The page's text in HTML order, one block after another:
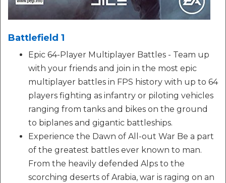
Battlefield 1
Epic 64-Player Multiplayer Battles - Team up
with your friends and join in the most epic
multiplayer battles in FPS history with up to 64
players fighting as infantry or piloting vehicles
ranging from tanks and bikes on the ground
to biplanes and gigantic battleships.
Experience the Dawn of All-out War Be a part
of the greatest battles ever known to man.
From the heavily defended Alps to the
scorching deserts of Arabia, war is raging on an